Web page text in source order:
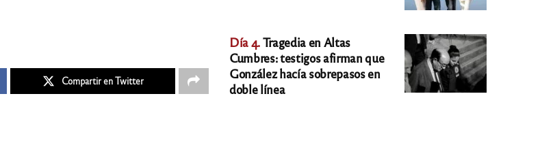
Compartir en Twitter
Día 4.Tragedia en Altas
Cumbres: testigos afirman que
González hacía sobrepasos en
doble línea